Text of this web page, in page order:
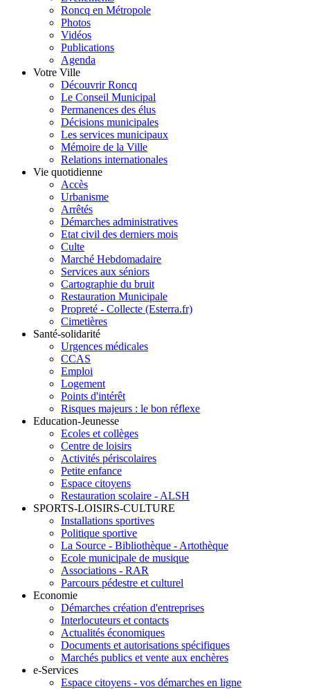
Roncq en Métropole
Photos
Vidéos
Publications
Agenda
Votre Ville
Découvrir Roncq
Le Conseil Municipal
Permanences des élus
Décisions municipales
Les services municipaux
Mémoire de la Ville
Relations internationales
Vie quotidienne
Accès
Urbanisme
Arrêtés
Démarches administratives
Etat civil des derniers mois
Culte
Marché Hebdomadaire
Services aux séniors
Cartographie du bruit
Restauration Municipale
Propreté - Collecte (Esterra.fr)
Cimetières
Santé-solidarité
Urgences médicales
CCAS
Emploi
Logement
Points d'intérêt
Risques majeurs : le bon réflexe
Education-Jeunesse
Ecoles et collèges
Centre de loisirs
Activités périscolaires
Petite enfance
Espace citoyens
Restauration scolaire - ALSH
SPORTS-LOISIRS-CULTURE
Installations sportives
Politique sportive
La Source - Bibliothèque - Artothèque
Ecole municipale de musique
Associations - RAR
Parcours pédestre et culturel
Economie
Démarches création d'entreprises
Interlocuteurs et contacts
Actualités économiques
Documents et autorisations spécifiques
Marchés publics et vente aux enchères
e-Services
Espace citoyens - vos démarches en ligne